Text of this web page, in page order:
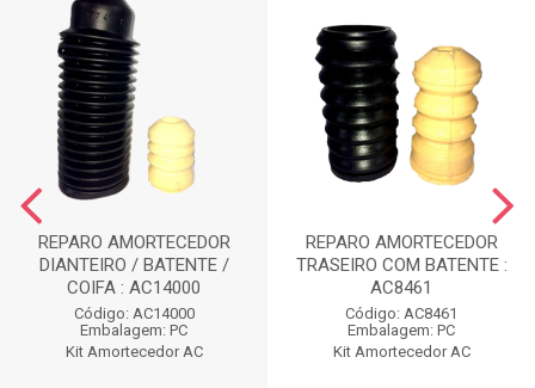
REPARO AMORTECEDOR
DIANTEIRO / BATENTE /
COIFA : AC14000
Código: AC14000
Embalagem: PC
Kit Amortecedor AC
REPARO AMORTECEDOR
TRASEIRO COM BATENTE :
AC8461
Código: AC8461
Embalagem: PC
Kit Amortecedor AC